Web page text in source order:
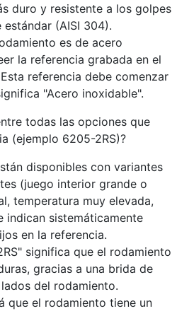
duro y resistente a los golpes
(AISI 304).
es de acero
la referencia grabada en el
referencia debe comenzar
"Acero inoxidable".
todas las opciones que
(ejemplo 6205-2RS)?
disponibles con variantes
(juego interior grande o
temperatura muy elevada,
indican sistemáticamente
en la referencia.
significa que el rodamiento
gracias a una brida de
del rodamiento.
que el rodamiento tiene un